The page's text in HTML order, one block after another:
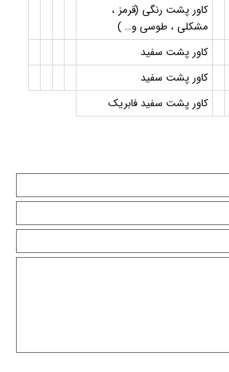
کاور پشت رنگی (قرمز ،
مشکلی ، طوسی و… )
کاور پشت سفيد
کاور پشت سفید
کاور پشت سفید فابریک